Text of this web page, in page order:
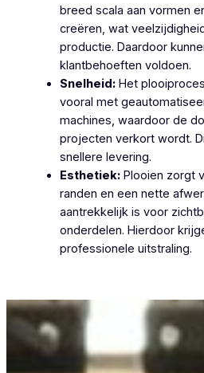
breed scala aan vormen
creëren, wat
productie. Daardoor
klantbehoeften voldoen.
Snelheid:Het
vooral met
machines, waardoor de
projecten verkort wordt.
snellere levering.
Esthetiek:Plooien zorgt
randen en een nette
aantrekkelijk is voor
onderdelen. Hierdoor
professionele uitstraling.